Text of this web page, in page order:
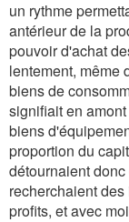
un rythme
antérieur de la
pouvoir d'achat
lentement, même
biens de
signifiait en
biens
proportion du
détournaient
recherchaient
profits, et avec